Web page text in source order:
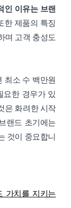
인 이유는 브랜
한 제품의 특징
며 고객 충성도
최소 수 백만원
요한 경우가 있
은 화려한 시작
랜드 초기에는
것이 중요합니
가치를 지키는